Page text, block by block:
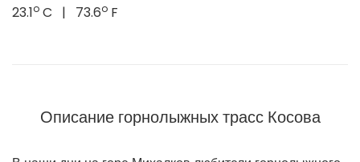
23.1o C | 73.6o F
Описание горнолыжных трасс Косова